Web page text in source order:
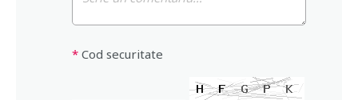
* Cod securitate